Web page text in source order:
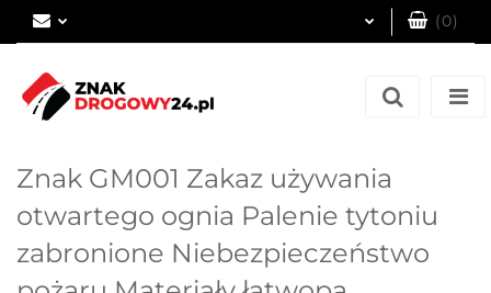
(0)
Znak GM001 Zakaz używania
otwartego ognia Palenie tytoniu
zabronione Niebezpieczeństwo